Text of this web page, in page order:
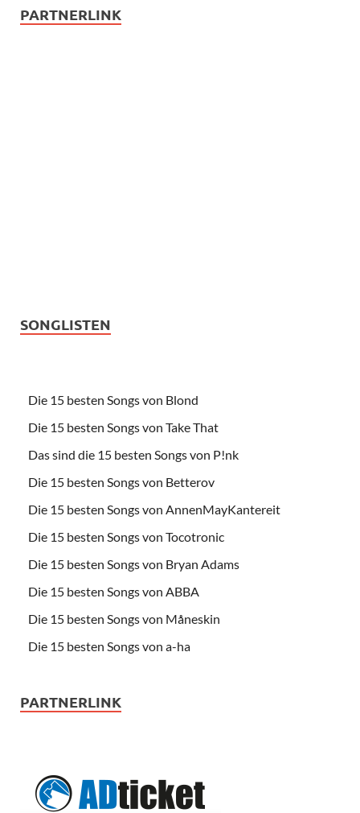
PARTNERLINK
SONGLISTEN
Die 15 besten Songs von Blond
Die 15 besten Songs von Take That
Das sind die 15 besten Songs von P!nk
Die 15 besten Songs von Betterov
Die 15 besten Songs von AnnenMayKantereit
Die 15 besten Songs von Tocotronic
Die 15 besten Songs von Bryan Adams
Die 15 besten Songs von ABBA
Die 15 besten Songs von Måneskin
Die 15 besten Songs von a-ha
PARTNERLINK